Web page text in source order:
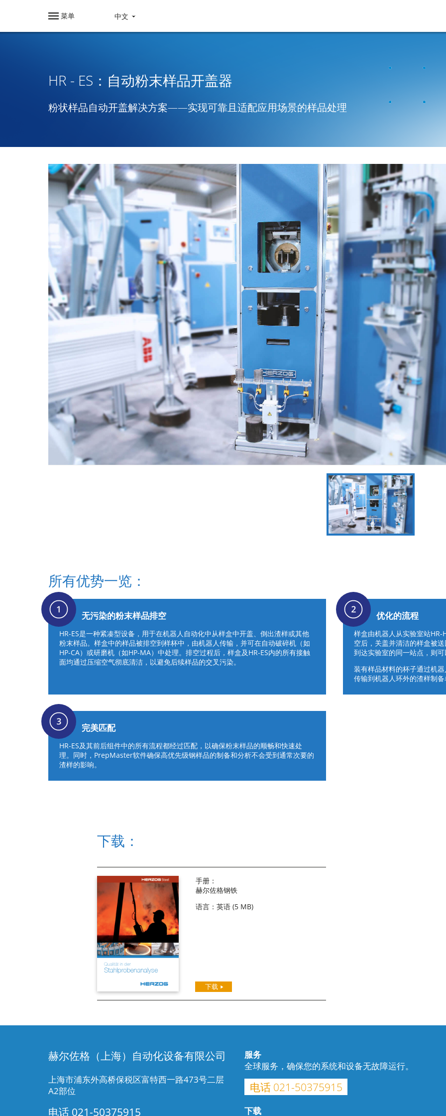
菜单 中文
HR - ES：自动粉末样品开盖器
粉状样品自动开盖解决方案——实现可靠且适配应用场景的样品处理
所有优势一览：
无污染的粉末样品排空
HR-ES是一种紧凑型设备，用于在机器人自动化中从样盒中开盖、倒出渣样或其他
粉末样品。样盒中的样品被排空到样杯中，由机器人传输，并可在自动破碎机（如
HP-CA）或研磨机（如HP-MA）中处理。排空过程后，样盒及HR-ES内的所有接触
面均通过压缩空气彻底清洁，以避免后续样品的交叉污染。
优化的流程
样盒由机器人从实验室站HR-
空后，关盖并清洁的样盒被
到达实验室的同一站点，则
装有样品材料的杯子通过机
传输到机器人环外的渣样制
完美匹配
HR-ES及其前后组件中的所有流程都经过匹配，以确保粉末样品的顺畅和快速处
理。同时，PrepMaster软件确保高优先级钢样品的制备和分析不会受到通常次要的
渣样的影响。
下载：
手册：
赫尔佐格钢铁
语言：英语 (5 MB)
下载
赫尔佐格（上海）自动化设备有限公司
上海市浦东外高桥保税区富特西一路473号二层
A2部位
电话 021-50375915
服务
全球服务，确保您的系统和设备无故障运行。
电话 021-50375915
下载